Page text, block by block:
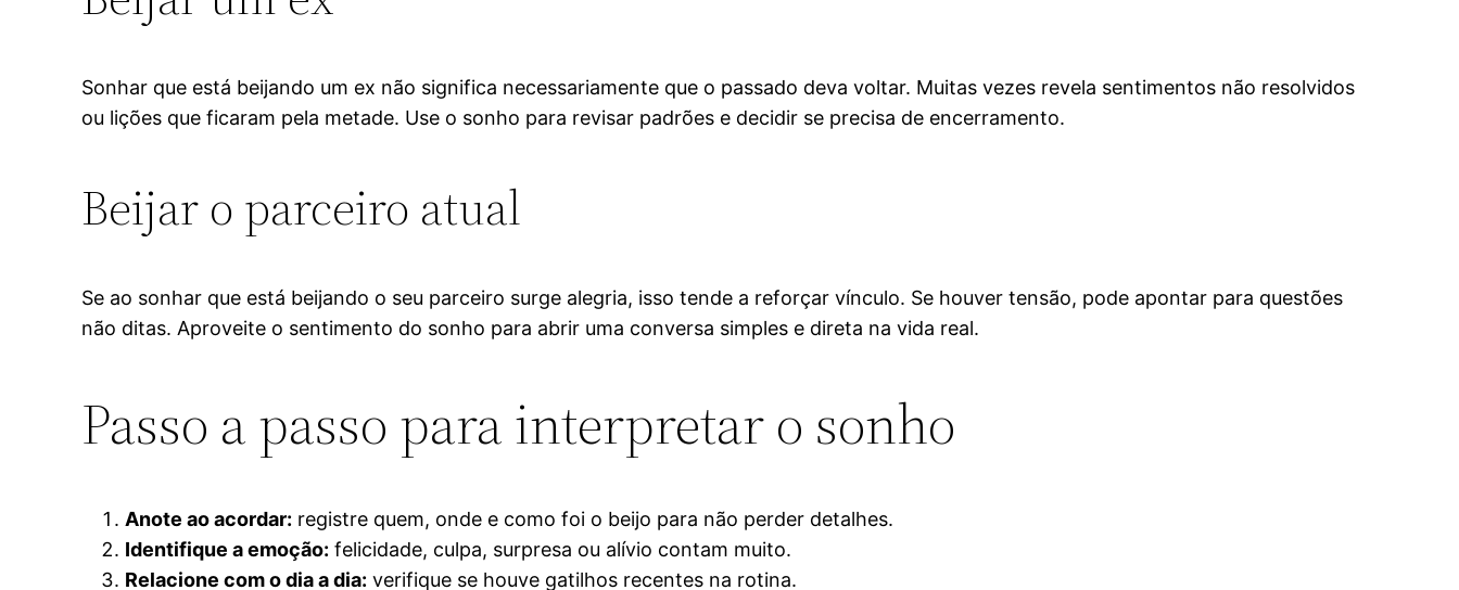
Sonhar que está beijando um ex não significa necessariamente que o passado deva voltar. Muitas vezes revela sentimentos não resolvidos
ou lições que ficaram pela metade. Use o sonho para revisar padrões e decidir se precisa de encerramento.
Beijar o parceiro atual
Se ao sonhar que está beijando o seu parceiro surge alegria, isso tende a reforçar vínculo. Se houver tensão, pode apontar para questões
não ditas. Aproveite o sentimento do sonho para abrir uma conversa simples e direta na vida real.
Passo a passo para interpretar o sonho
Anote ao acordar: registre quem, onde e como foi o beijo para não perder detalhes.
Identifique a emoção: felicidade, culpa, surpresa ou alívio contam muito.
Relacione com o dia a dia: verifique se houve gatilhos recentes na rotina.